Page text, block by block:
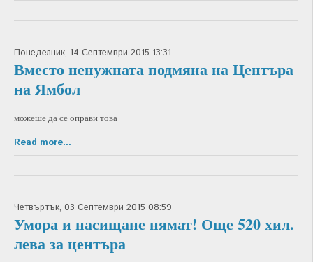
Понеделник, 14 Септември 2015 13:31
Вместо ненужната подмяна на Центъра
на Ямбол
можеше да се оправи това
Read more...
Четвъртък, 03 Септември 2015 08:59
Умора и насищане нямат! Още 520 хил.
лева за центъра